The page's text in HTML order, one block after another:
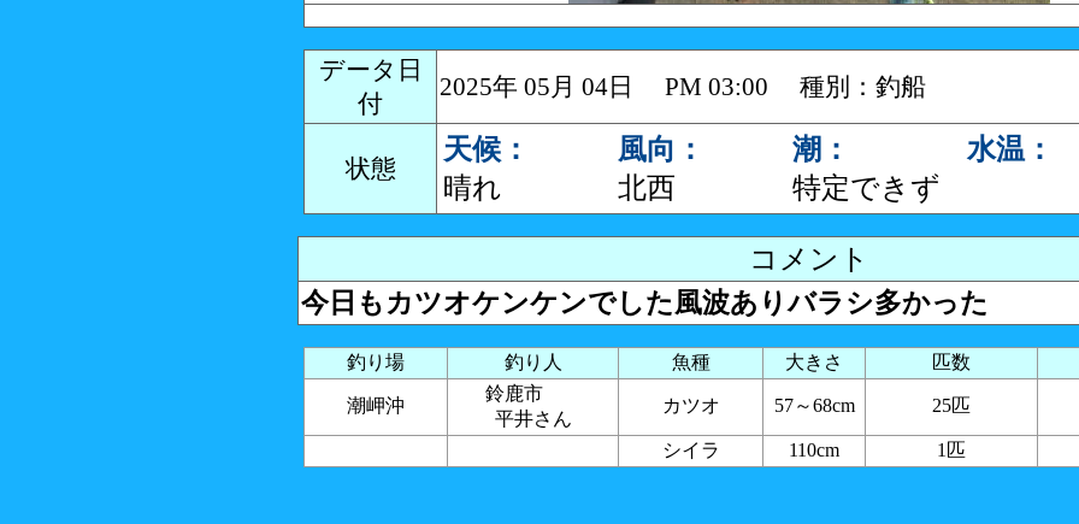
データ日
付
2025年 05月 04日 PM 03:00 種別：釣船
状態
天候：
晴れ
風向：
北西
潮：
特定できず
水温：
コメント
今日もカツオケンケンでした風波ありバラシ多かった
釣り場 釣り人 魚種 大きさ 匹数
潮岬沖
鈴鹿市
平井さん
カツオ 57～68cm 25匹
シイラ 110cm 1匹